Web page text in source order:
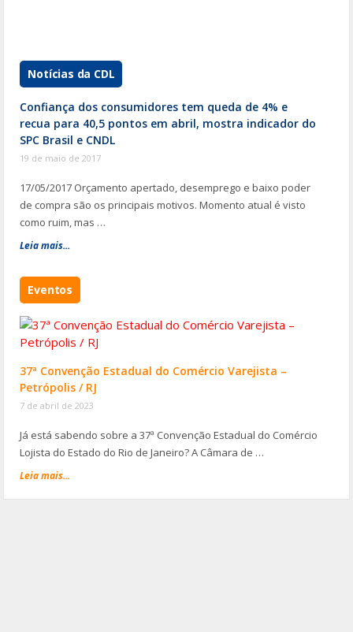
Notícias da CDL
Confiança dos consumidores tem queda de 4% e
recua para 40,5 pontos em abril, mostra indicador do
SPC Brasil e CNDL
19 de maio de 2017
17/05/2017 Orçamento apertado, desemprego e baixo poder
de compra são os principais motivos. Momento atual é visto
como ruim, mas …
Leia mais...
Eventos
37ª Convenção Estadual do Comércio Varejista –
Petrópolis / RJ
7 de abril de 2023
Já está sabendo sobre a 37ª Convenção Estadual do Comércio
Lojista do Estado do Rio de Janeiro? A Câmara de …
Leia mais...